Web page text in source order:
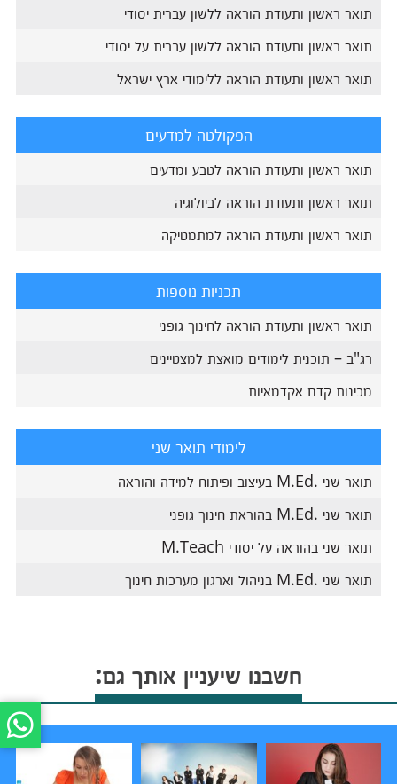
תואר ראשון ותעודת הוראה ללשון עברית יסודי
תואר ראשון ותעודת הוראה ללשון עברית על יסודי
תואר ראשון ותעודת הוראה ללימודי ארץ ישראל
הפקולטה למדעים
תואר ראשון ותעודת הוראה לטבע ומדעים
תואר ראשון ותעודת הוראה לביולוגיה
תואר ראשון ותעודת הוראה למתמטיקה
תכניות נוספות
תואר ראשון ותעודת הוראה לחינוך גופני
רג"ב – תוכנית לימודים מואצת למצטיינים
מכינות קדם אקדמאיות
לימודי תואר שני
תואר שני .M.Ed בעיצוב ופיתוח למידה והוראה
תואר שני .M.Ed בהוראת חינוך גופני
תואר שני בהוראה על יסודי M.Teach
תואר שני .M.Ed בניהול וארגון מערכות חינוך
חשבנו שיעניין אותך גם: